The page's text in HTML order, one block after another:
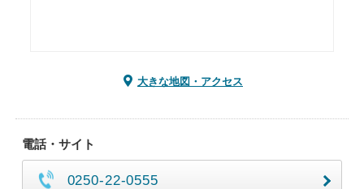
大きな地図・アクセス
電話・サイト
0250-22-0555